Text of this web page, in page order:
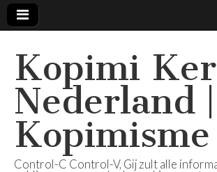
Kopimi
Nederland |
Kopimisme
Control-C Control-V, Gij zult alle